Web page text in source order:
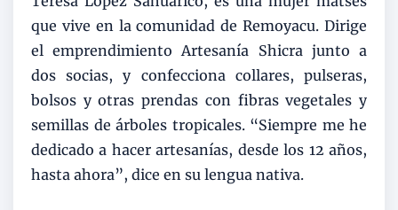
que vive en la comunidad de Remoyacu. Dirige
el emprendimiento Artesanía Shicra junto a
dos socias, y confecciona collares, pulseras,
bolsos y otras prendas con fibras vegetales y
semillas de árboles tropicales. “Siempre me he
dedicado a hacer artesanías, desde los 12 años,
hasta ahora”, dice en su lengua nativa.